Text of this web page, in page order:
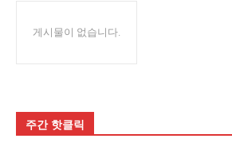
게시물이 없습니다.
주간 핫클릭